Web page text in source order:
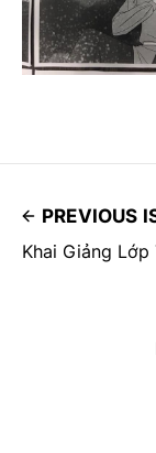
PREVIOUS
Khai Giảng